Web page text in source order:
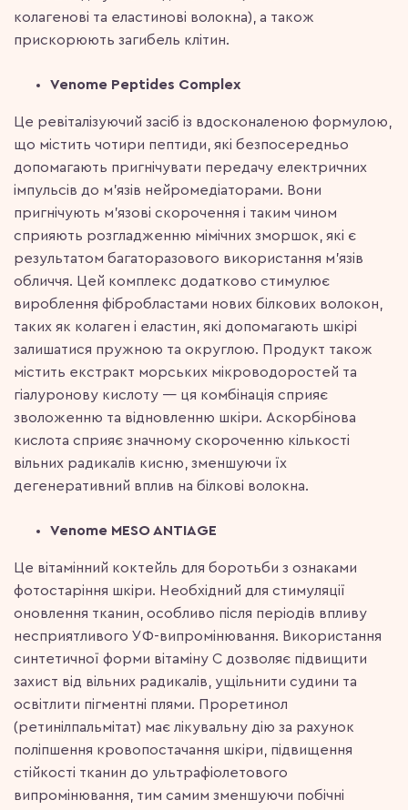
колагенові та еластинові волокна), а також
прискорюють загибель клітин.
Venome Peptides Complex
Це ревіталізуючий засіб із вдосконаленою формулою,
що містить чотири пептиди, які безпосередньо
допомагають пригнічувати передачу електричних
імпульсів до м’язів нейромедіаторами. Вони
пригнічують м’язові скорочення і таким чином
сприяють розгладженню мімічних зморшок, які є
результатом багаторазового використання м’язів
обличчя. Цей комплекс додатково стимулює
вироблення фібробластами нових білкових волокон,
таких як колаген і еластин, які допомагають шкірі
залишатися пружною та округлою. Продукт також
містить екстракт морських мікроводоростей та
гіалуронову кислоту — ця комбінація сприяє
зволоженню та відновленню шкіри. Аскорбінова
кислота сприяє значному скороченню кількості
вільних радикалів кисню, зменшуючи їх
дегенеративний вплив на білкові волокна.
Venome MESO ANTIAGE
Це вітамінний коктейль для боротьби з ознаками
фотостаріння шкіри. Необхідний для стимуляції
оновлення тканин, особливо після періодів впливу
несприятливого УФ-випромінювання. Використання
синтетичної форми вітаміну С дозволяє підвищити
захист від вільних радикалів, ущільнити судини та
освітлити пігментні плями. Проретинол
(ретинілпальмітат) має лікувальну дію за рахунок
поліпшення кровопостачання шкіри, підвищення
стійкості тканин до ультрафіолетового
випромінювання, тим самим зменшуючи побічні